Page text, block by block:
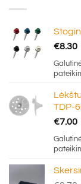
€8.30
TDP-
€7.00